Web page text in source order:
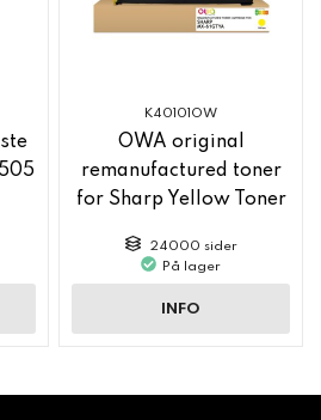
K40101OW
OWA original
remanufactured toner
for Sharp Yellow Toner
24000 sider
På lager
INFO